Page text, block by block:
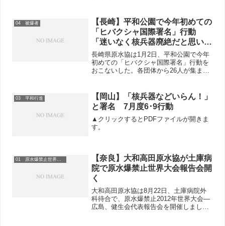
04 被爆者
【長崎】平和公園で今年初めての
「ヒバクシャ国際署名」行動
「迷いなく核兵器廃絶だと思いま
す」と駆け寄り署名
長崎県原水協は1月2日、平和公園で今年
初めての「ヒバクシャ国際署名」行動を
おこないした。各団体から26人が集まっ
た。駆け寄って署名をした男性は「迷い
なく核兵器廃絶だと思...
03 平和行進
【岡山】「核兵器などいらん！」
と署名 7月度6･9行動
▲クリックするとPDFファイルが開きま
す。
01 原水爆禁止世界大会
【奈良】大和高田原水協が土庫病
院で原水爆禁止世界大会報告会開
く
大和高田原水協は8月22日、土庫病院外
科待合で、原水爆禁止2012年世界大会―
広島、健生会代表報告会を開催しまし